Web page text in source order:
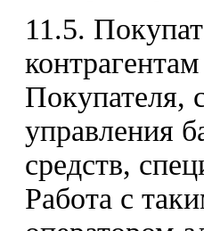
11.5.
Покупателя,
управления
средств,
Работа с